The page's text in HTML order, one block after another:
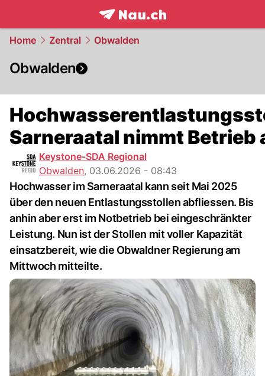
frontpage.NAU.ch
Home Zentral Obwalden
Obwalden
Sarneraatal nimmt Betrieb
Keystone-SDA Regional
Obwalden, 03.06.2026 - 08:43
Hochwasser im Sarneraatal kann seit Mai 2025
über den neuen Entlastungsstollen abfliessen. Bis
anhin aber erst im Notbetrieb bei eingeschränkter
Leistung. Nun ist der Stollen mit voller Kapazität
einsatzbereit, wie die Obwaldner Regierung am
Mittwoch mitteilte.